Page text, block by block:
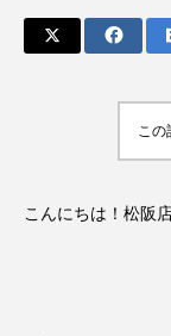
この
こんにちは！松阪